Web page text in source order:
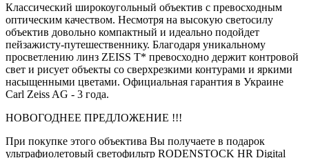
Классический широкоугольный объектив с превосходным
оптическим качеством. Несмотря на высокую светосилу
объектив довольно компактный и идеально подойдет
пейзажисту-путешественнику. Благодаря уникальному
просветлению линз ZEISS T* превосходно держит контровой
свет и рисует объекты со сверхрезкими контурами и яркими
насыщенными цветами. Официальная гарантия в Украине
Carl Zeiss AG - 3 года.
НОВОГОДНЕЕ ПРЕДЛОЖЕНИЕ !!!
При покупке этого объектива Вы получаете в подарок
ультрафиолетовый светофильтр RODENSTOCK HR Digital